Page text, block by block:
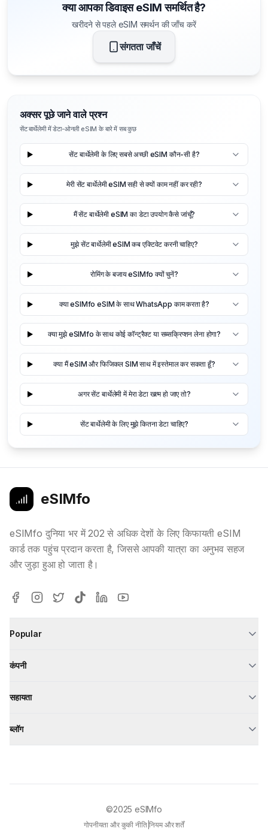
क्या आपका डिवाइस eSIM समर्थित है?
खरीदने से पहले eSIM समर्थन की जाँच करें
संगतता जाँचें
अक्सर पूछे जाने वाले प्रश्न
सेंट बार्थेलेमी में डेटा-ओनली eSIM के बारे में सब कुछ
सेंट बार्थेलेमी के लिए सबसे अच्छी eSIM कौन-सी है?
मेरी सेंट बार्थेलेमी eSIM सही से क्यों काम नहीं कर रही?
मैं सेंट बार्थेलेमी eSIM का डेटा उपयोग कैसे जांचूँ?
मुझे सेंट बार्थेलेमी eSIM कब एक्टिवेट करनी चाहिए?
रोमिंग के बजाय eSIMfo क्यों चुनें?
क्या eSIMfo eSIM के साथ WhatsApp काम करता है?
क्या मुझे eSIMfo के साथ कोई कॉन्ट्रैक्ट या सब्सक्रिप्शन लेना होगा?
क्या मैं eSIM और फिजिकल SIM साथ में इस्तेमाल कर सकता हूँ?
अगर सेंट बार्थेलेमी में मेरा डेटा खत्म हो जाए तो?
सेंट बार्थेलेमी के लिए मुझे कितना डेटा चाहिए?
eSIMfo
eSIMfo दुनिया भर में 202 से अधिक देशों के लिए किफायती eSIM
कार्ड तक पहुंच प्रदान करता है, जिससे आपकी यात्रा का अनुभव सहज
और जुड़ा हुआ हो जाता है।
Popular
कंपनी
सहायता
ब्लॉग
©2025 eSIMfo
गोपनीयता और कुकी नीति|नियम और शर्तें